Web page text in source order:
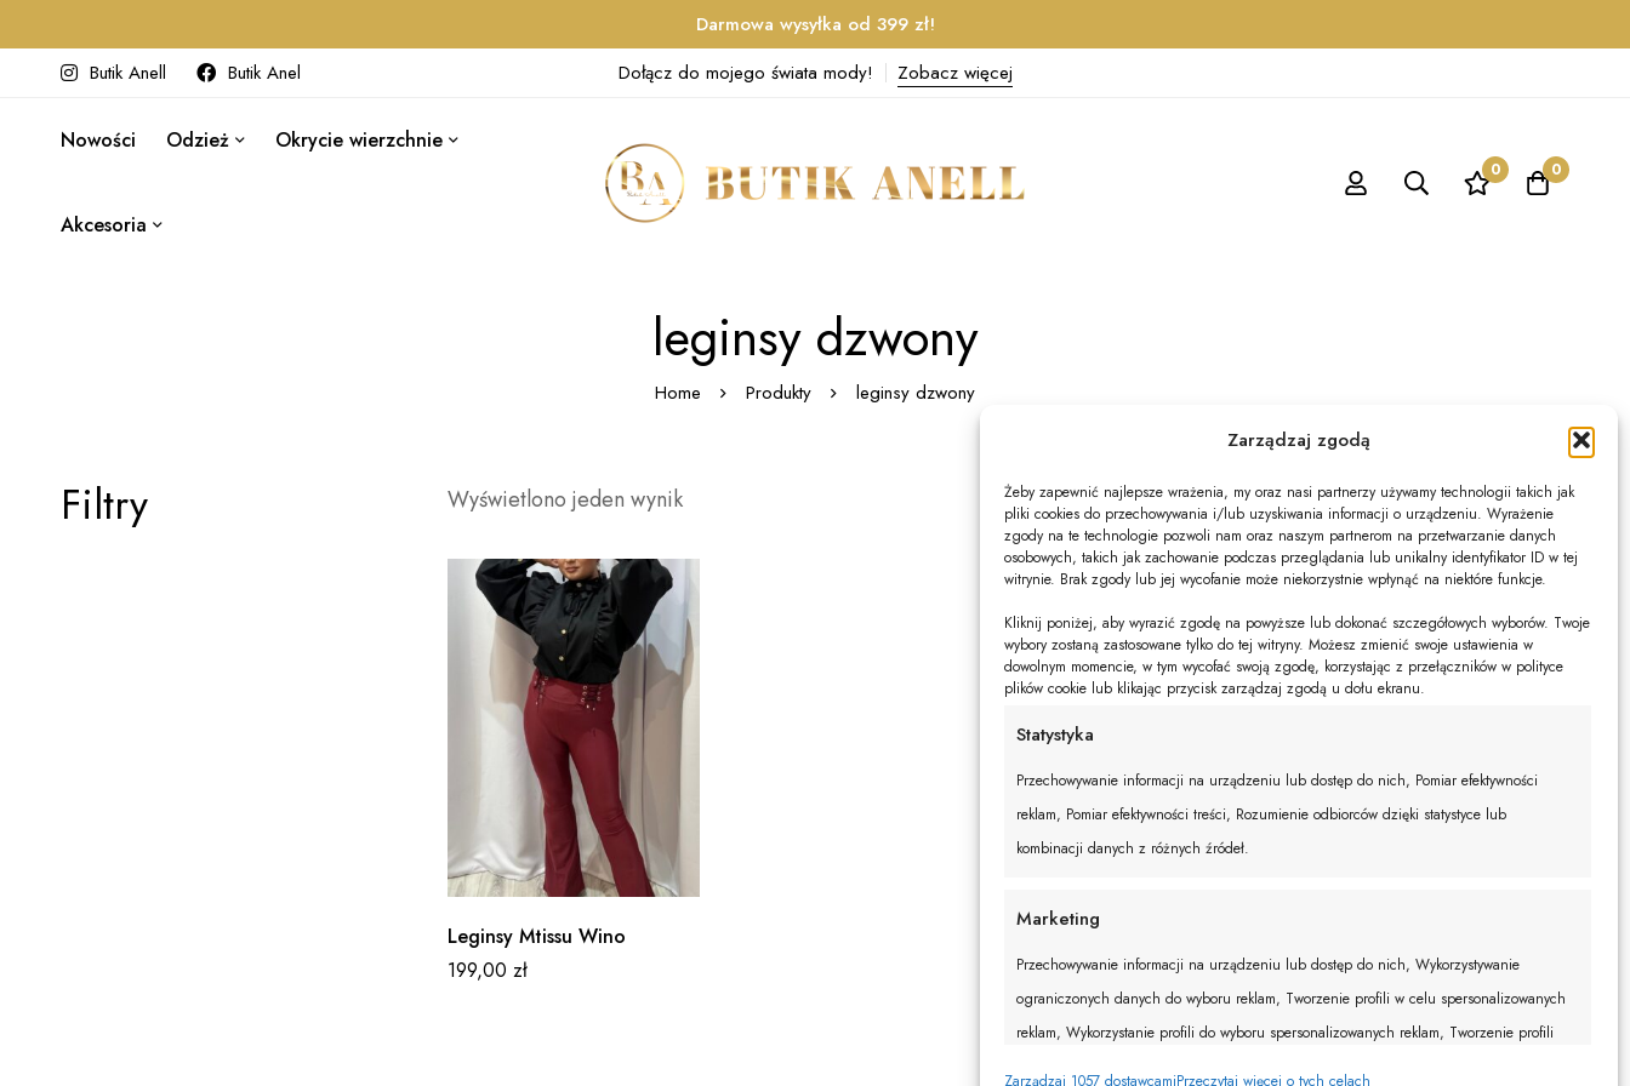
Zarządzaj zgodą
Żeby zapewnić najlepsze wrażenia, my oraz nasi partnerzy używamy technologii takich jak
pliki cookies do przechowywania i/lub uzyskiwania informacji o urządzeniu. Wyrażenie
zgody na te technologie pozwoli nam oraz naszym partnerom na przetwarzanie danych
osobowych, takich jak zachowanie podczas przeglądania lub unikalny identyfikator ID w tej
witrynie. Brak zgody lub jej wycofanie może niekorzystnie wpłynąć na niektóre funkcje.
Kliknij poniżej, aby wyrazić zgodę na powyższe lub dokonać szczegółowych wyborów. Twoje
wybory zostaną zastosowane tylko do tej witryny. Możesz zmienić swoje ustawienia w
dowolnym momencie, w tym wycofać swoją zgodę, korzystając z przełączników w polityce
plików cookie lub klikając przycisk zarządzaj zgodą u dołu ekranu.
Statystyka
Przechowywanie informacji na urządzeniu lub dostęp do nich, Pomiar efektywności
reklam, Pomiar efektywności treści, Rozumienie odbiorców dzięki statystyce lub
kombinacji danych z różnych źródeł.
Marketing
Przechowywanie informacji na urządzeniu lub dostęp do nich, Wykorzystywanie
ograniczonych danych do wyboru reklam, Tworzenie profili w celu spersonalizowanych
reklam, Wykorzystanie profili do wyboru spersonalizowanych reklam, Tworzenie profili
Zarządzaj 1057 dostawcamiPrzeczytaj więcej o tych celach
Darmowa wysyłka od 399 zł!
Butik Anell
Butik Anel Dołącz do mojego świata mody! Zobacz więcej
Nowości Odzież Okrycie wierzchnie
Akcesoria
0 0
leginsy dzwony
Home Produkty leginsy dzwony
Filtry Wyświetlono jeden wynik Najnowsze
Leginsy Mtissu Wino
199,00 zł